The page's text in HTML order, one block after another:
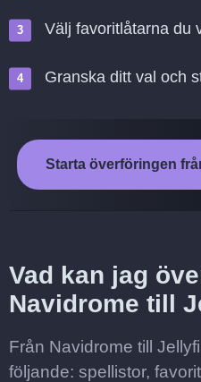
Välj favoritlåtarna du
Granska ditt val och
Starta överföringen
Vad kan jag
Navidrome till
Från Navidrome till
följande: spellistor,